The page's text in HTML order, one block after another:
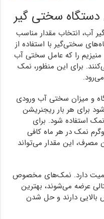
سختی گیر
آب، انتخاب مقدار مناسب
سختی‌گیر با استفاده از
منیزیم را که عامل سختی آب
برای این منظور، نمک
و میزان سختی آب ورودی
برای هر بار ریجنریشن
۱ تا ۲ کیلوگرم نمک استفاده شود. برای
خانگی معمولاً ۲ تا ۴ کیلوگرم نمک در هر ماه کافی
مصرف، این مقدار می‌تواند
دارد. نمک‌های مخصوص
عرضه می‌شوند، بهترین
دارند و حل شدن